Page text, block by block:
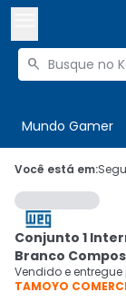
Buscar

Mundo Gamer
 Olá.

Cupons
Mais
Você está em:
Conjunto 1
Branco
Vendido e entregue
TAMOYO